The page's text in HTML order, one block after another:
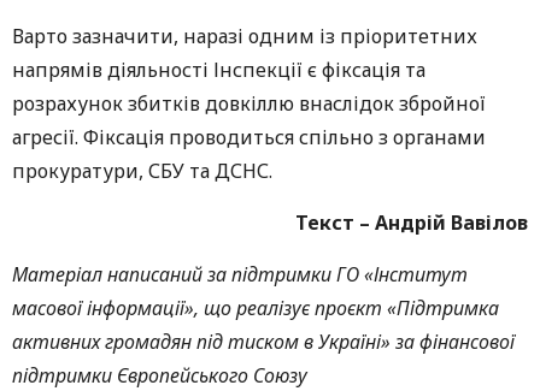
Варто зазначити, наразі одним із пріоритетних
напрямів діяльності Інспекції є фіксація та
розрахунок збитків довкіллю внаслідок збройної
агресії. Фіксація проводиться спільно з органами
прокуратури, СБУ та ДСНС.
Текст – Андрій Вавілов
Матеріал написаний за підтримки ГО «Інститут
масової інформації», що реалізує проєкт «Підтримка
активних громадян під тиском в Україні» за фінансової
підтримки Європейського Союзу